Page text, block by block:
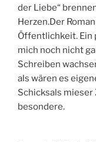
der Liebe“
Herzen.Der
Öffentlichkeit. Ein
mich noch nicht
Schreiben
als wären es
Schicksals mieser
besondere.